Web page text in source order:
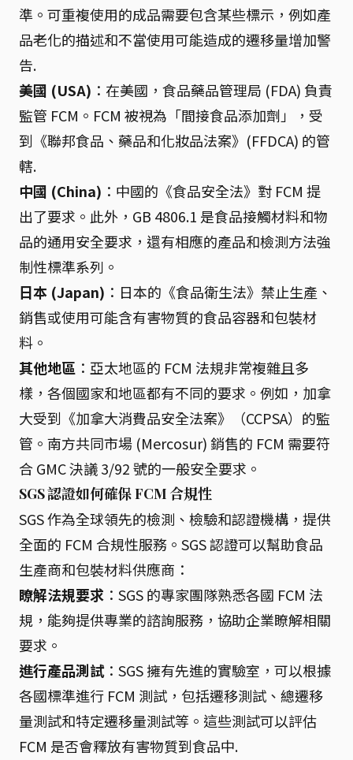
準。可重複使用的成品需要包含某些標示，例如產
品老化的描述和不當使用可能造成的遷移量增加警
告.
美國 (USA) ：在美國，食品藥品管理局 (FDA) 負責
監管 FCM。FCM 被視為「間接食品添加劑」，受
到《聯邦食品、藥品和化妝品法案》(FFDCA) 的管
轄.
中國 (China) ：中國的《食品安全法》對 FCM 提
出了要求。此外，GB 4806.1 是食品接觸材料和物
品的通用安全要求，還有相應的產品和檢測方法強
制性標準系列。
日本 (Japan) ：日本的《食品衛生法》禁止生產、
銷售或使用可能含有害物質的食品容器和包裝材
料。
其他地區 ：亞太地區的 FCM 法規非常複雜且多
樣，各個國家和地區都有不同的要求。例如，加拿
大受到《加拿大消費品安全法案》（CCPSA）的監
管。南方共同市場 (Mercosur) 銷售的 FCM 需要符
合 GMC 決議 3/92 號的一般安全要求。
SGS 認證如何確保 FCM 合規性
SGS 作為全球領先的檢測、檢驗和認證機構，提供
全面的 FCM 合規性服務。SGS 認證可以幫助食品
生產商和包裝材料供應商：
瞭解法規要求 ：SGS 的專家團隊熟悉各國 FCM 法
規，能夠提供專業的諮詢服務，協助企業瞭解相關
要求。
進行產品測試：SGS 擁有先進的實驗室，可以根據
各國標準進行 FCM 測試，包括遷移測試、總遷移
量測試和特定遷移量測試等。這些測試可以評估
FCM 是否會釋放有害物質到食品中.